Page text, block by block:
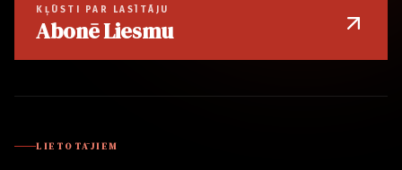
KĻŪSTI PAR LASĪTĀJU
Abonē Liesmu
LIETOTĀJIEM